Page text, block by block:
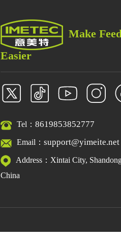
Make
Easier
Tel：8619853852777
Email：support@yimeite.net
Address：Xintai City,
China